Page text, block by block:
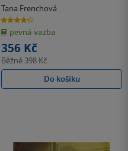
Tana Frenchová
4.3
z
5
hvězdiček
pevná vazba
356 Kč
Běžně 398 Kč
Do košíku